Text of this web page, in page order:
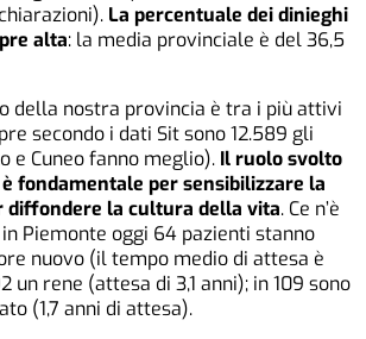
La percentuale dei dinieghi
alta: la media provinciale è del 36,5
della nostra provincia è tra i più attivi
secondo i dati Sit sono 12.589 gli
e Cuneo fanno meglio). Il ruolo svolto
è fondamentale per sensibilizzare la
diffondere la cultura della vita. Ce n’è
Piemonte oggi 64 pazienti stanno
nuovo (il tempo medio di attesa è
un rene (attesa di 3,1 anni); in 109 sono
(1,7 anni di attesa).